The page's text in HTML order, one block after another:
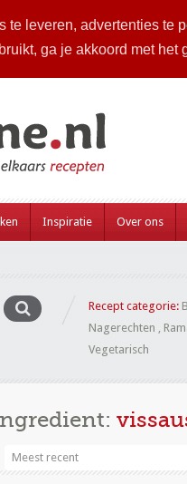
leveren, advertenties
ga je akkoord met het
Inspiratie Over ons
Recept categorie:
Nagerechten ,
Vegetarisch
Meest recent